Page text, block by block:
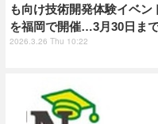
も向け技術開発体験イベン
を福岡で開催…3月30日ま
2026.3.26 Thu 10:22